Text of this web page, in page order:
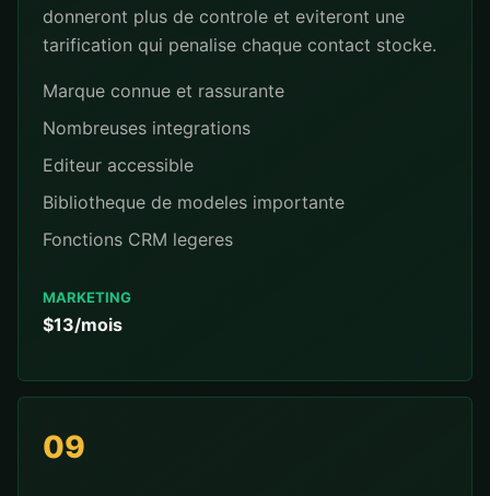
donneront plus de controle et eviteront une
tarification qui penalise chaque contact stocke.
Marque connue et rassurante
Nombreuses integrations
Editeur accessible
Bibliotheque de modeles importante
Fonctions CRM legeres
MARKETING
$13/mois
09